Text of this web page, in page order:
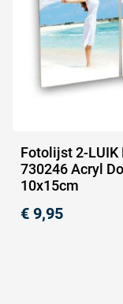
Fotolijst 2-LUIK
730246 Acryl
10x15cm
€ 9,95